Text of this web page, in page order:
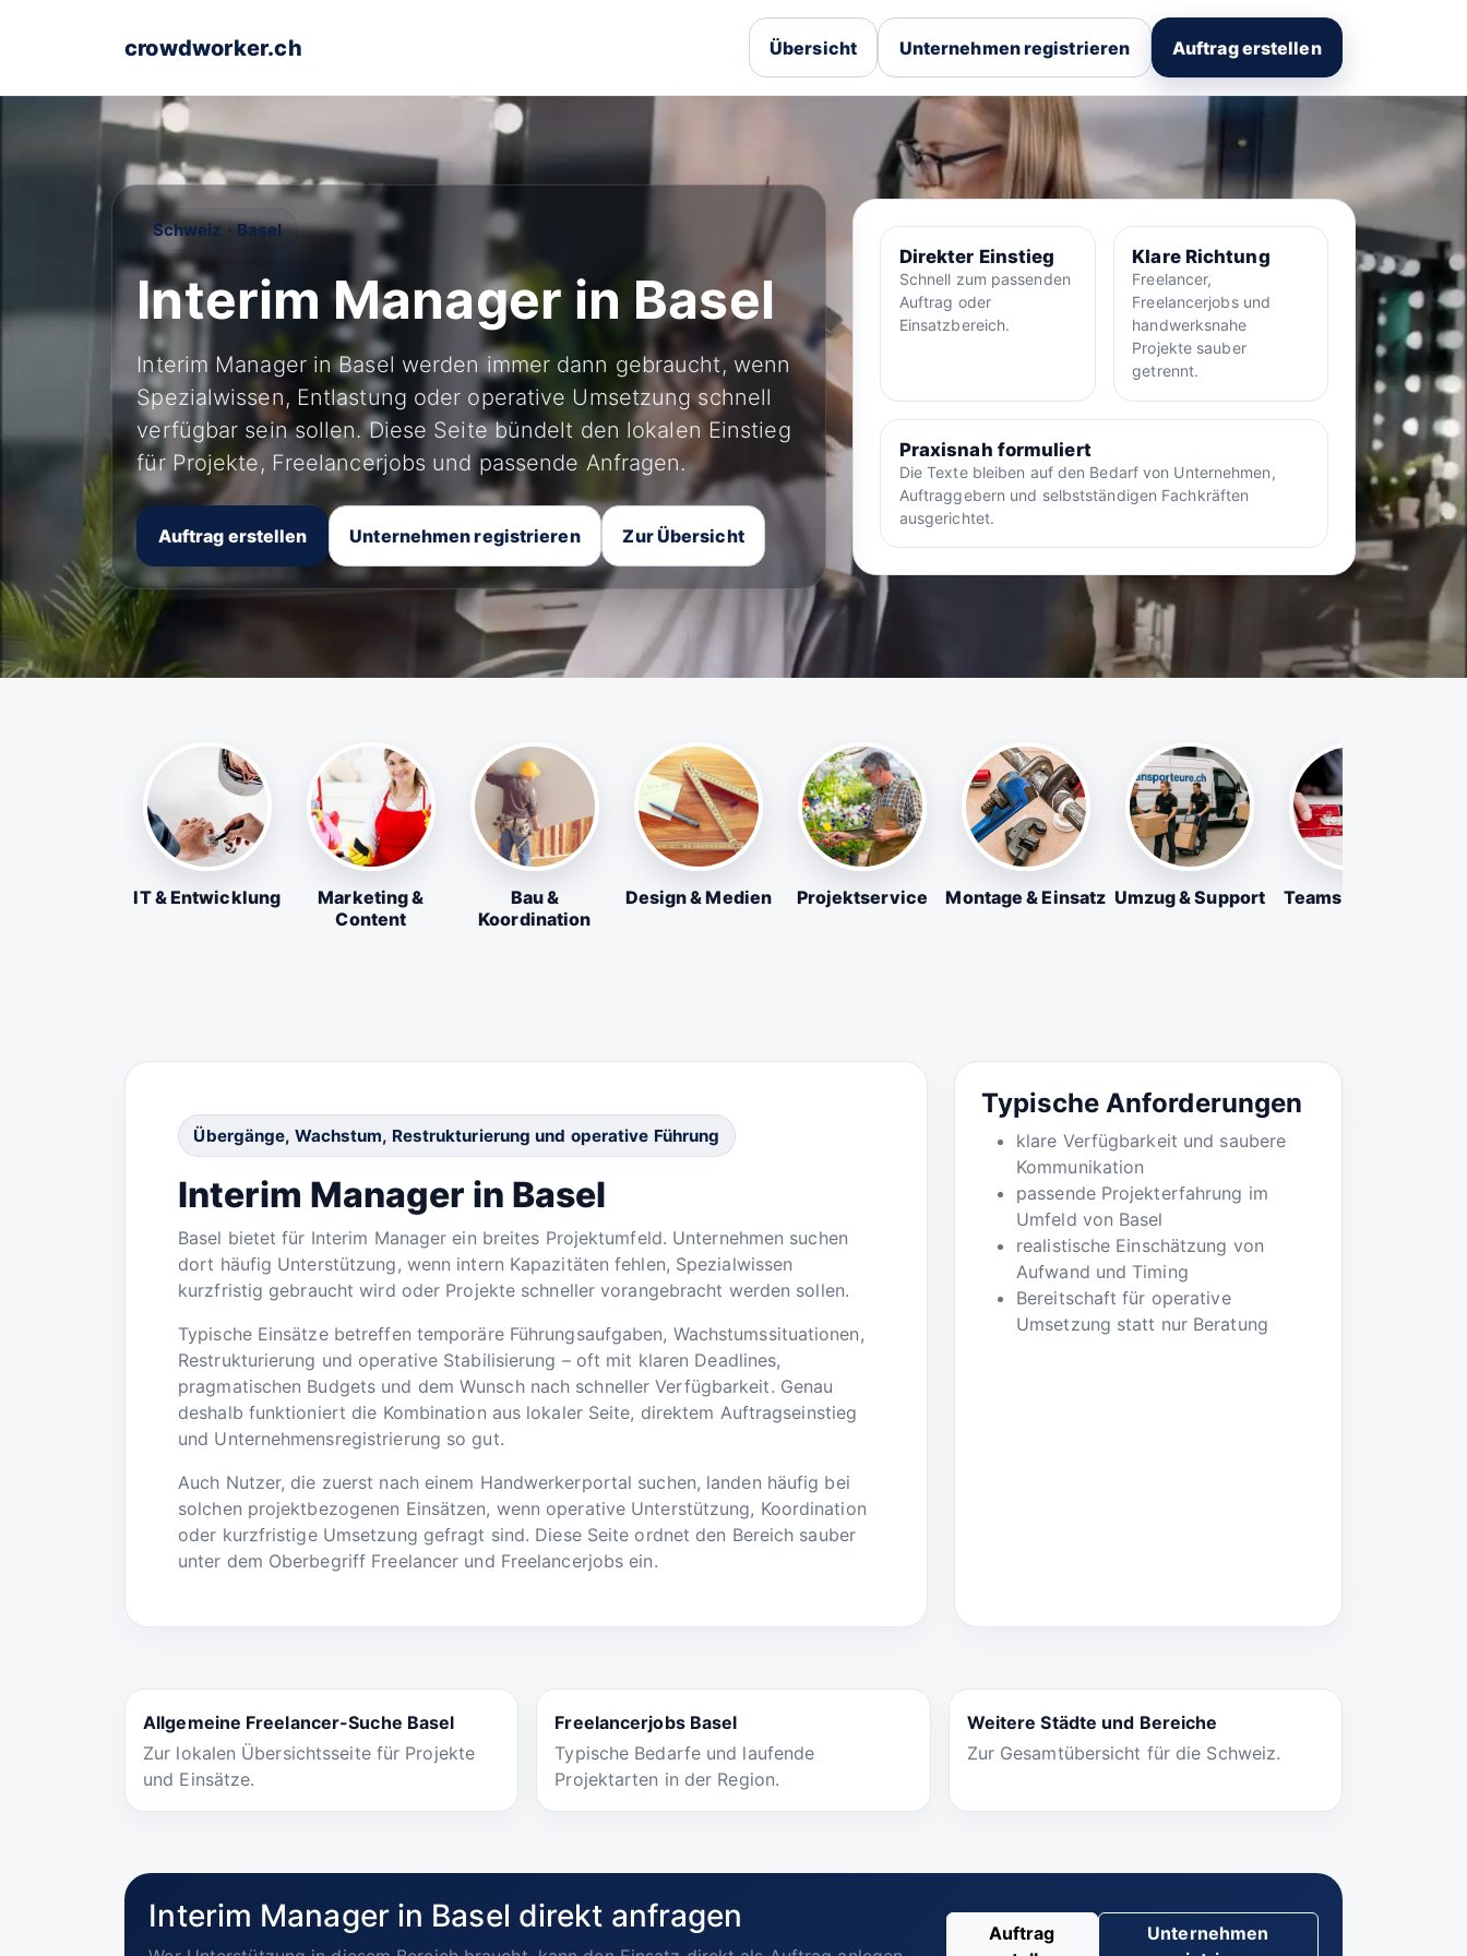
crowdworker.ch Übersicht Unternehmen registrieren Auftrag erstellen
Schweiz · Basel
Interim Manager in Basel
Interim Manager in Basel werden immer dann gebraucht, wenn
Spezialwissen, Entlastung oder operative Umsetzung schnell
verfügbar sein sollen. Diese Seite bündelt den lokalen Einstieg
für Projekte, Freelancerjobs und passende Anfragen.
Auftrag erstellen Unternehmen registrieren Zur Übersicht
Direkter Einstieg
Schnell zum passenden
Auftrag oder
Einsatzbereich.
Klare Richtung
Freelancer,
Freelancerjobs und
handwerksnahe
Projekte sauber
getrennt.
Praxisnah formuliert
Die Texte bleiben auf den Bedarf von Unternehmen,
Auftraggebern und selbstständigen Fachkräften
ausgerichtet.
IT & Entwicklung
Marketing &
Content
Bau &
Koordination
Design & Medien Projektservice Montage & Einsatz Umzug & Support Teams & Firmen
Übergänge, Wachstum, Restrukturierung und operative Führung
Interim Manager in Basel
Basel bietet für Interim Manager ein breites Projektumfeld. Unternehmen suchen
dort häufig Unterstützung, wenn intern Kapazitäten fehlen, Spezialwissen
kurzfristig gebraucht wird oder Projekte schneller vorangebracht werden sollen.
Typische Einsätze betreffen temporäre Führungsaufgaben, Wachstumssituationen,
Restrukturierung und operative Stabilisierung – oft mit klaren Deadlines,
pragmatischen Budgets und dem Wunsch nach schneller Verfügbarkeit. Genau
deshalb funktioniert die Kombination aus lokaler Seite, direktem Auftragseinstieg
und Unternehmensregistrierung so gut.
Auch Nutzer, die zuerst nach einem Handwerkerportal suchen, landen häufig bei
solchen projektbezogenen Einsätzen, wenn operative Unterstützung, Koordination
oder kurzfristige Umsetzung gefragt sind. Diese Seite ordnet den Bereich sauber
unter dem Oberbegriff Freelancer und Freelancerjobs ein.
Typische Anforderungen
klare Verfügbarkeit und saubere
Kommunikation
passende Projekterfahrung im
Umfeld von Basel
realistische Einschätzung von
Aufwand und Timing
Bereitschaft für operative
Umsetzung statt nur Beratung
Allgemeine Freelancer-Suche Basel
Zur lokalen Übersichtsseite für Projekte
und Einsätze.
Freelancerjobs Basel
Typische Bedarfe und laufende
Projektarten in der Region.
Weitere Städte und Bereiche
Zur Gesamtübersicht für die Schweiz.
Interim Manager in Basel direkt anfragen
Auftrag
Unternehmen